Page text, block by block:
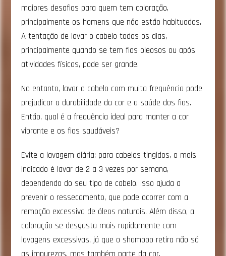
maiores desafios para quem tem coloração,
principalmente os homens que não estão habituados.
A tentação de lavar o cabelo todos os dias,
principalmente quando se tem fios oleosos ou após
atividades físicas, pode ser grande.
No entanto, lavar o cabelo com muita frequência pode
prejudicar a durabilidade da cor e a saúde dos fios.
Então, qual é a frequência ideal para manter a cor
vibrante e os fios saudáveis?
Evite a lavagem diária: para cabelos tingidos, o mais
indicado é lavar de 2 a 3 vezes por semana,
dependendo do seu tipo de cabelo. Isso ajuda a
prevenir o ressecamento, que pode ocorrer com a
remoção excessiva de óleos naturais. Além disso, a
coloração se desgasta mais rapidamente com
lavagens excessivas, já que o shampoo retira não só